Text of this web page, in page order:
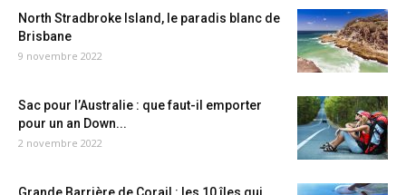
North Stradbroke Island, le paradis blanc de
Brisbane
9 novembre 2022
Sac pour l’Australie : que faut-il emporter
pour un an Down...
2 novembre 2022
Grande Barrière de Corail : les 10 îles qui